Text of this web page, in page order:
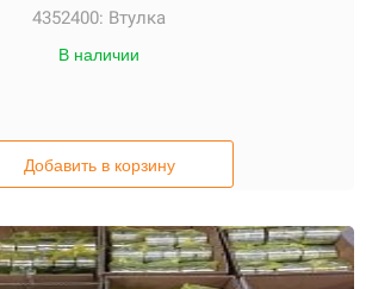
4352400: Втулка
В наличии
Добавить в корзину